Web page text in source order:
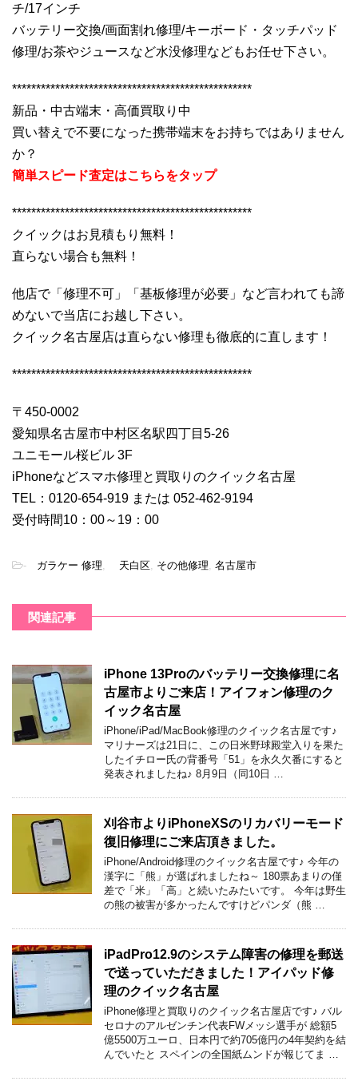
チ/17インチ
バッテリー交換/画面割れ修理/キーボード・タッチパッド
修理/お茶やジュースなど水没修理などもお任せ下さい。
**************************************************
新品・中古端末・高価買取り中
買い替えで不要になった携帯端末をお持ちではありません
か？
簡単スピード査定はこちらをタップ
**************************************************
クイックはお見積もり無料！
直らない場合も無料！
他店で「修理不可」「基板修理が必要」など言われても諦
めないで当店にお越し下さい。
クイック名古屋店は直らない修理も徹底的に直します！
**************************************************
〒450-0002
愛知県名古屋市中村区名駅四丁目5-26
ユニモール桜ビル 3F
iPhoneなどスマホ修理と買取りのクイック名古屋
TEL：0120-654-919 または 052-462-9194
受付時間10：00～19：00
- ガラケー 修理 天白区 その他修理 名古屋市
関連記事
iPhone 13Proのバッテリー交換修理に名
古屋市よりご来店！アイフォン修理のク
イック名古屋
iPhone/iPad/MacBook修理のクイック名古屋です♪
マリナーズは21日に、この日米野球殿堂入りを果た
したイチロー氏の背番号「51」を永久欠番にすると
発表されましたね♪ 8月9日（同10日 …
刈谷市よりiPhoneXSのリカバリーモード
復旧修理にご来店頂きました。
iPhone/Android修理のクイック名古屋です♪ 今年の
漢字に「熊」が選ばれましたね～ 180票あまりの僅
差で「米」「高」と続いたみたいです。 今年は野生
の熊の被害が多かったんですけどパンダ（熊 …
iPadPro12.9のシステム障害の修理を郵送
で送っていただきました！アイパッド修
理のクイック名古屋
iPhone修理と買取りのクイック名古屋店です♪ バル
セロナのアルゼンチン代表FWメッシ選手が 総額5
億5500万ユーロ、日本円で約705億円の4年契約を結
んでいたと スペインの全国紙ムンドが報じてま …